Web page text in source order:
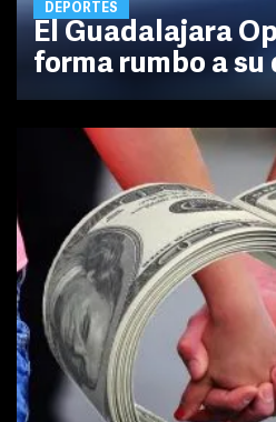
DEPORTES
El Guadalajara
forma rumbo a